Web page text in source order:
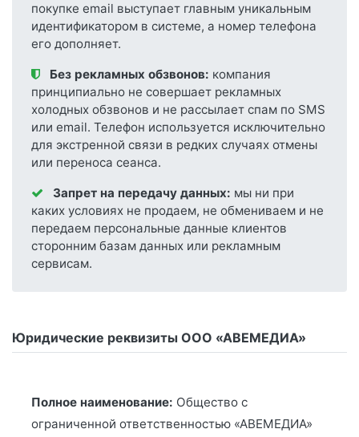
покупке email выступает главным уникальным
идентификатором в системе, а номер телефона
его дополняет.
Без рекламных обзвонов: компания
принципиально не совершает рекламных
холодных обзвонов и не рассылает спам по SMS
или email. Телефон используется исключительно
для экстренной связи в редких случаях отмены
или переноса сеанса.
Запрет на передачу данных: мы ни при
каких условиях не продаем, не обмениваем и не
передаем персональные данные клиентов
сторонним базам данных или рекламным
сервисам.
Юридические реквизиты ООО «АВЕМЕДИА»
Полное наименование: Общество с
ограниченной ответственностью «АВЕМЕДИА»